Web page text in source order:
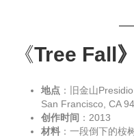
《Tree Fall
地点 ：旧金山
San Francisco, CA
创作时间 ：2013
材料 ：一段倒下的桉